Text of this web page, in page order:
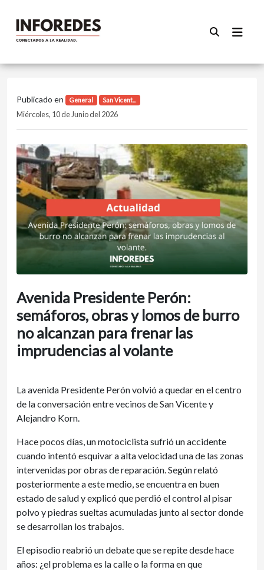
Publicado en General San Vicent...
Miércoles, 10 de Junio del 2026
Avenida Presidente Perón:
semáforos, obras y lomos de burro
no alcanzan para frenar las
imprudencias al volante
La avenida Presidente Perón volvió a quedar en el centro
de la conversación entre vecinos de San Vicente y
Alejandro Korn.
Hace pocos días, un motociclista sufrió un accidente
cuando intentó esquivar a alta velocidad una de las zonas
intervenidas por obras de reparación. Según relató
posteriormente a este medio, se encuentra en buen
estado de salud y explicó que perdió el control al pisar
polvo y piedras sueltas acumuladas junto al sector donde
se desarrollan los trabajos.
El episodio reabrió un debate que se repite desde hace
años: ¿el problema es la calle o la forma en que